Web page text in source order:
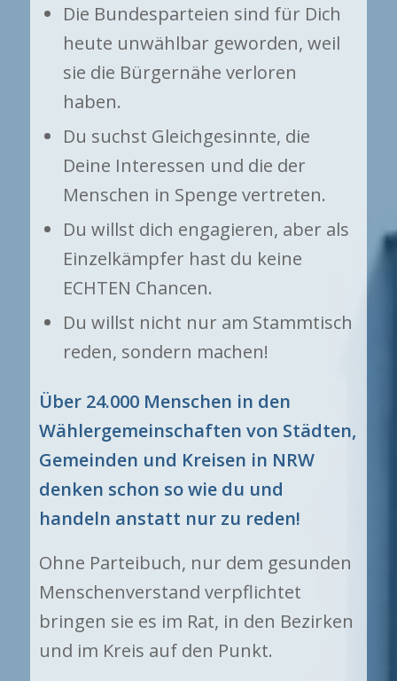
Die Bundesparteien sind für Dich
heute unwählbar geworden, weil
sie die Bürgernähe verloren
haben.
Du suchst Gleichgesinnte, die
Deine Interessen und die der
Menschen in Spenge vertreten.
Du willst dich engagieren, aber als
Einzelkämpfer hast du keine
ECHTEN Chancen.
Du willst nicht nur am Stammtisch
reden, sondern machen!
Über 24.000 Menschen in den
Wählergemeinschaften von Städten,
Gemeinden und Kreisen in NRW
denken schon so wie du und
handeln anstatt nur zu reden!
Ohne Parteibuch, nur dem gesunden
Menschenverstand verpflichtet
bringen sie es im Rat, in den Bezirken
und im Kreis auf den Punkt.